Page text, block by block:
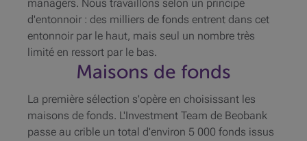
managers. Nous travaillons selon un principe
d'entonnoir : des milliers de fonds entrent dans cet
entonnoir par le haut, mais seul un nombre très
limité en ressort par le bas.
Maisons de fonds
La première sélection s'opère en choisissant les
maisons de fonds. L'Investment Team de Beobank
passe au crible un total d'environ 5 000 fonds issus